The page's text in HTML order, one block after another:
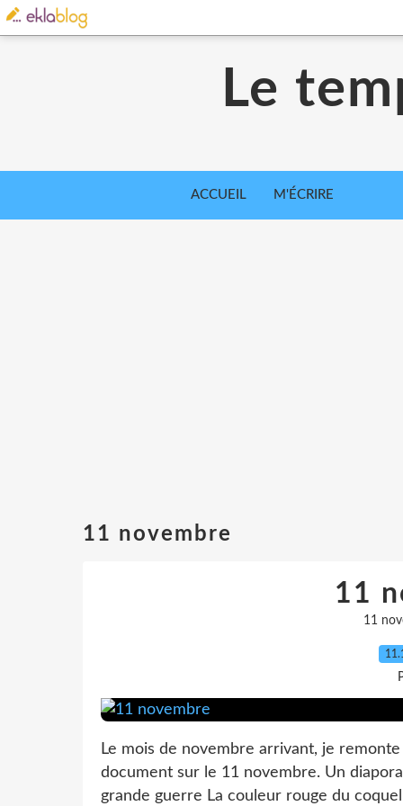
Le
ACCUEIL M'ÉCRIRE
11 novembre
11
11
Le mois de novembre arrivant, je
document sur le 11 novembre. Un
grande guerre La couleur rouge du